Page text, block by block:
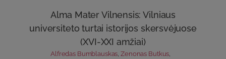
Alma Mater Vilnensis: Vilniaus
universiteto turtai istorijos skersvėjuose
(XVI-XXI amžiai)
Alfredas Bumblauskas ,Zenonas Butkus